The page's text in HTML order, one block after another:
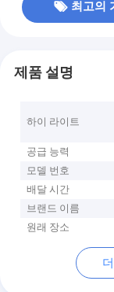
최고의
제품 설명
하이 라이트
공급 능력
모델 번호
배달 시간
브랜드 이름
원래 장소